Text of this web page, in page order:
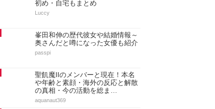
初め・自宅もまとめ
Luccy
峯田和伸の歴代彼女や結婚情報～
奥さんだと噂になった女優も紹介
passpi
聖飢魔IIのメンバーと現在！本名
や年齢と素顔・海外の反応と解散
の真相・今の活動を総ま…
aquanaut369